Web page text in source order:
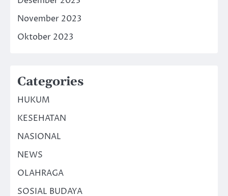
November 2023
Oktober 2023
Categories
HUKUM
KESEHATAN
NASIONAL
NEWS
OLAHRAGA
SOSIAL BUDAYA